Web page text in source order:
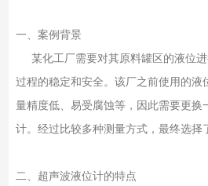
一、案例背景
某化工厂需要对其原料罐区的液位进
过程的稳定和安全。该厂之前使用的液
量精度低、易受腐蚀等，因此需要更换
计。经过比较多种测量方式，最终选择
二、超声波液位计的特点